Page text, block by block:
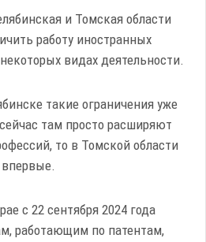
и Томская области
работу иностранных
видах деятельности.
такие ограничения уже
там просто расширяют
то в Томской области
с 22 сентября 2024 года
работающим по патентам,